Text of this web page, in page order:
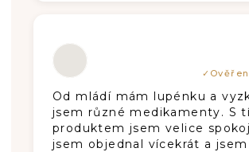
Od mládí mám lupénku a
jsem různé medikamenty. S
produktem jsem velice
jsem objednal vícekrát a